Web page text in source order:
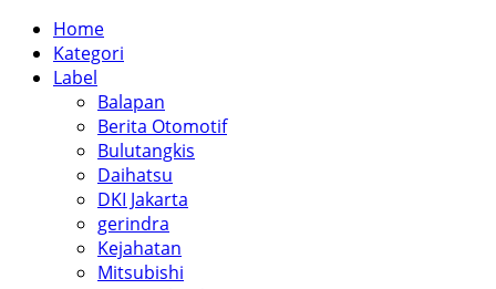
Home
Kategori
Label
Balapan
Berita Otomotif
Bulutangkis
Daihatsu
DKI Jakarta
gerindra
Kejahatan
Mitsubishi